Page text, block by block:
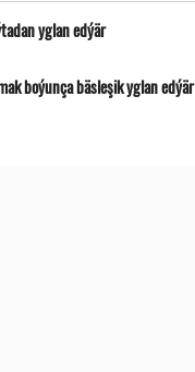
yglan edýär
boýunça bäsleşik yglan edýär